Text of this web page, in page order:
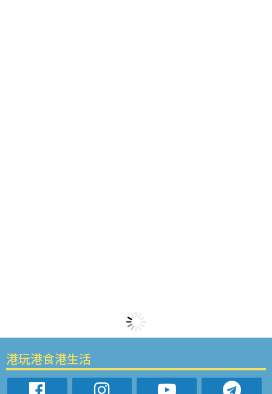
港玩港食港生活